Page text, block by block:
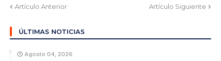
Artículo Anterior Artículo Siguiente
ÚLTIMAS NOTICIAS
Agosto 04, 2026